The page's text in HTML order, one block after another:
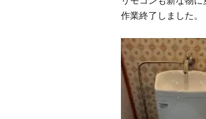
作業終了しました。